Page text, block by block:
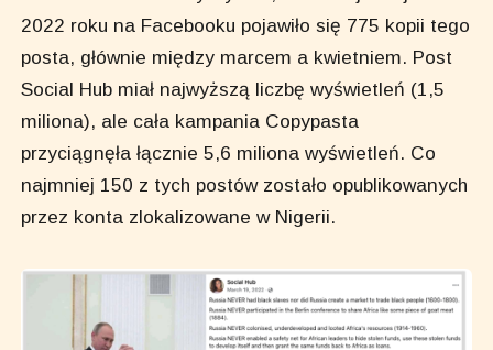
2022 roku na Facebooku pojawiło się 775 kopii tego
posta, głównie między marcem a kwietniem. Post
Social Hub miał najwyższą liczbę wyświetleń (1,5
miliona), ale cała kampania Copypasta
przyciągnęła łącznie 5,6 miliona wyświetleń. Co
najmniej 150 z tych postów zostało opublikowanych
przez konta zlokalizowane w Nigerii.